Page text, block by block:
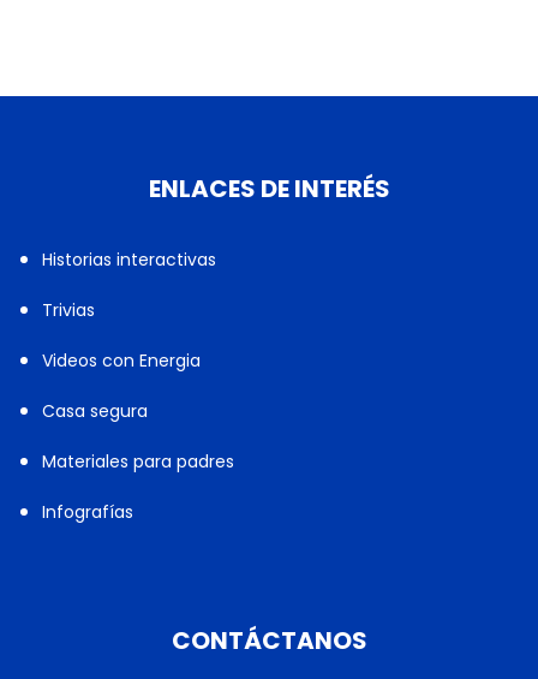
ENLACES DE INTERÉS
Historias interactivas
Trivias
Videos con Energia
Casa segura
Materiales para padres
Infografías
CONTÁCTANOS